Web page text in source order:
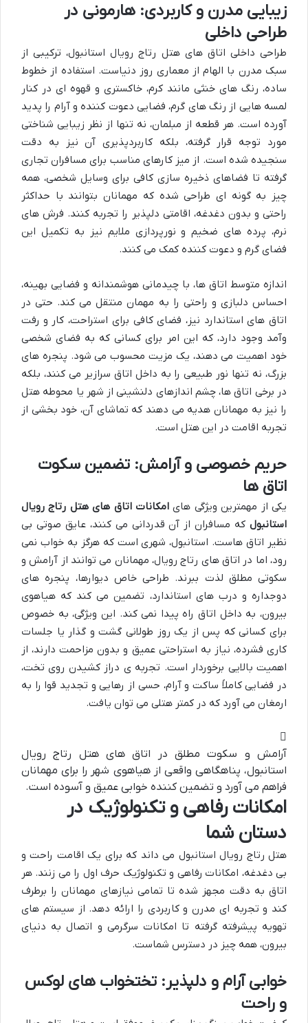
زیبایی مدرن و کاربردی: هارمونی در
طراحی داخلی
طراحی داخلی اتاق های هتل رتاج رویال استانبول، ترکیبی از
سبک مدرن با الهام از معماری روز دنیاست. استفاده از خطوط
ساده، رنگ های خنثی مانند کرم، خاکستری و قهوه ای در کنار
لمسه هایی از رنگ های گرم، فضایی دعوت کننده و آرام را پدید
آورده است. هر قطعه از مبلمان، نه تنها از نظر زیبایی شناختی
مورد توجه قرار گرفته، بلکه کاربردپذیری آن نیز به دقت
سنجیده شده است. از میز کارهای مناسب برای مسافران تجاری
گرفته تا فضاهای ذخیره سازی کافی برای وسایل شخصی، همه
چیز به گونه ای طراحی شده که مهمانان بتوانند با حداکثر
راحتی و بدون دغدغه، اقامتی دلپذیر را تجربه کنند. فرش های
نرم، پرده های ضخیم و نورپردازی ملایم نیز به تکمیل این
فضای گرم و دعوت کننده کمک می کنند.
اندازه متوسط اتاق ها، با چیدمانی هوشمندانه و فضایی بهینه،
احساس دلبازی و راحتی را به مهمان منتقل می کند. حتی در
اتاق های استاندارد نیز، فضای کافی برای استراحت، کار و رفت
وآمد وجود دارد، که این امر برای کسانی که به فضای شخصی
خود اهمیت می دهند، یک مزیت محسوب می شود. پنجره های
بزرگ، نه تنها نور طبیعی را به داخل اتاق سرازیر می کنند، بلکه
در برخی اتاق ها، چشم اندازهای دلنشینی از شهر یا محوطه هتل
را نیز به مهمانان هدیه می دهند که تماشای آن، خود بخشی از
تجربه اقامت در این هتل است.
حریم خصوصی و آرامش: تضمین سکوت
اتاق ها
یکی از مهمترین ویژگی های امکانات اتاق های هتل رتاج رویال
استانبول که مسافران از آن قدردانی می کنند، عایق صوتی بی
نظیر اتاق هاست. استانبول، شهری است که هرگز به خواب نمی
رود، اما در اتاق های رتاج رویال، مهمانان می توانند از آرامش و
سکوتی مطلق لذت ببرند. طراحی خاص دیوارها، پنجره های
دوجداره و درب های استاندارد، تضمین می کند که هیاهوی
بیرون، به داخل اتاق راه پیدا نمی کند. این ویژگی، به خصوص
برای کسانی که پس از یک روز طولانی گشت و گذار یا جلسات
کاری فشرده، نیاز به استراحتی عمیق و بدون مزاحمت دارند، از
اهمیت بالایی برخوردار است. تجربه ی دراز کشیدن روی تخت،
در فضایی کاملاً ساکت و آرام، حسی از رهایی و تجدید قوا را به
ارمغان می آورد که در کمتر هتلی می توان یافت.
آرامش و سکوت مطلق در اتاق های هتل رتاج رویال
استانبول، پناهگاهی واقعی از هیاهوی شهر را برای مهمانان
فراهم می آورد و تضمین کننده خوابی عمیق و آسوده است.
امکانات رفاهی و تکنولوژیک در
دستان شما
هتل رتاج رویال استانبول می داند که برای یک اقامت راحت و
بی دغدغه، امکانات رفاهی و تکنولوژیک حرف اول را می زنند. هر
اتاق به دقت مجهز شده تا تمامی نیازهای مهمانان را برطرف
کند و تجربه ای مدرن و کاربردی را ارائه دهد. از سیستم های
تهویه پیشرفته گرفته تا امکانات سرگرمی و اتصال به دنیای
بیرون، همه چیز در دسترس شماست.
خوابی آرام و دلپذیر: تختخواب های لوکس
و راحت